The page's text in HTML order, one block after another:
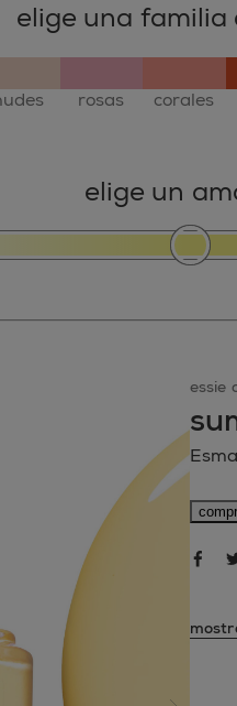
elige una familia
rosas corales
elige un
essie